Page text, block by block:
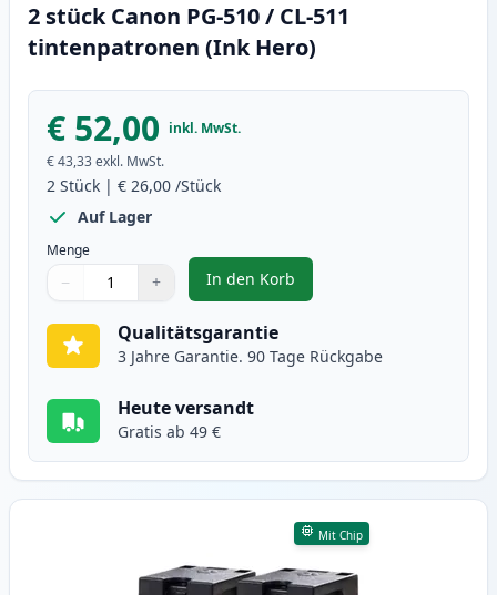
2 stück Canon PG-510 / CL-511
tintenpatronen (Ink Hero)
€ 52,00 inkl. MwSt.
€ 43,33exkl. MwSt.
2 Stück | € 26,00 /Stück
Auf Lager
Menge
Verwenden Sie die Tasten, um anzupassen
− +
1
In den Korb
, 2 stück Canon PG-510 / CL-
Qualitätsgarantie
3 Jahre Garantie. 90 Tage Rückgabe
Heute versandt
Gratis ab 49 €
Mit Chip